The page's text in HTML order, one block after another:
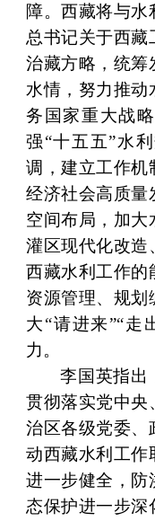
障。西藏将与水
总书记关于西藏
治藏方略，统筹
水情，努力推动
务国家重大战
强“十五五”水
调，建立工作机
经济社会高质量
空间布局，加大
灌区现代化改造
西藏水利工作的
资源管理、规划
大“请进来”“走
力。
李国英指出
贯彻落实党中央
治区各级党委、
动西藏水利工作
进一步健全，防
态保护进一步深